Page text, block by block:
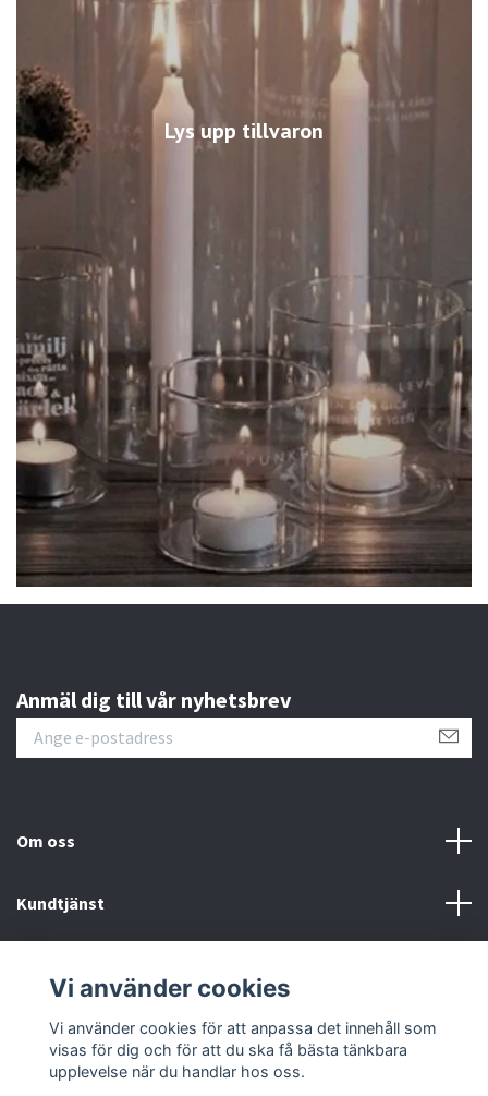
Lys upp tillvaron
Anmäl dig till vår nyhetsbrev
Om oss
Kundtjänst
Sociala medier
Vi använder cookies
Vi använder cookies för att anpassa det innehåll som
visas för dig och för att du ska få bästa tänkbara
upplevelse när du handlar hos oss.